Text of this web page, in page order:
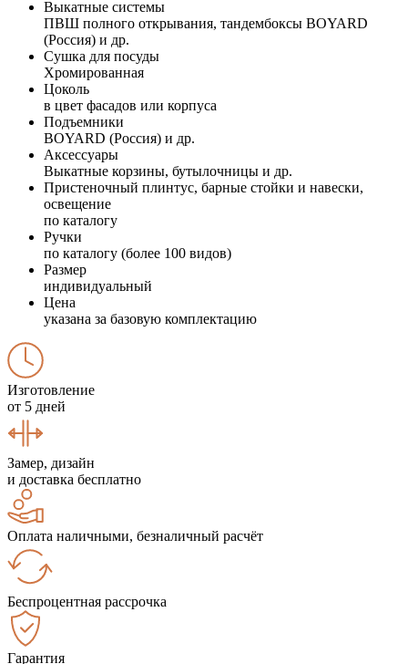
Выкатные системы
ПВШ полного открывания, тандембоксы BOYARD
(Россия) и др.
Сушка для посуды
Хромированная
Цоколь
в цвет фасадов или корпуса
Подъемники
BOYARD (Россия) и др.
Аксессуары
Выкатные корзины, бутылочницы и др.
Пристеночный плинтус, барные стойки и навески,
освещение
по каталогу
Ручки
по каталогу (более 100 видов)
Размер
индивидуальный
Цена
указана за базовую комплектацию
Изготовление
от 5 дней
Замер, дизайн
и доставка бесплатно
Оплата наличными, безналичный расчёт
Беспроцентная рассрочка
Гарантия